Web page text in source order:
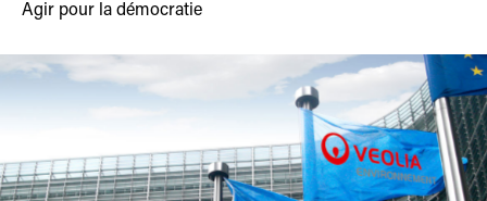
Agir pour la démocratie